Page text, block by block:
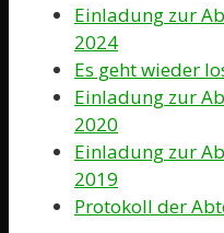
Einladung zur
2024
Es geht wieder
Einladung zur
2020
Einladung zur
2019
Protokoll der